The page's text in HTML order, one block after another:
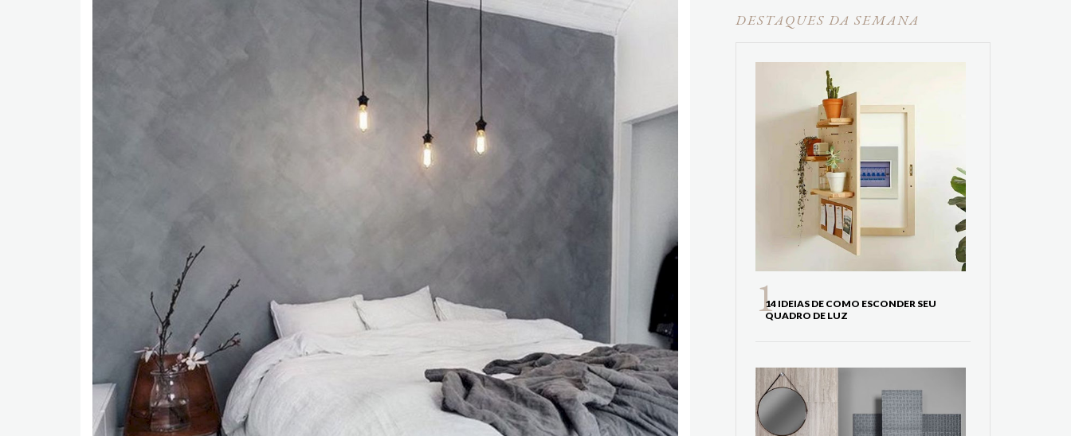
DESTAQUES DA SEMANA
14 IDEIAS DE COMO ESCONDER SEU
QUADRO DE LUZ